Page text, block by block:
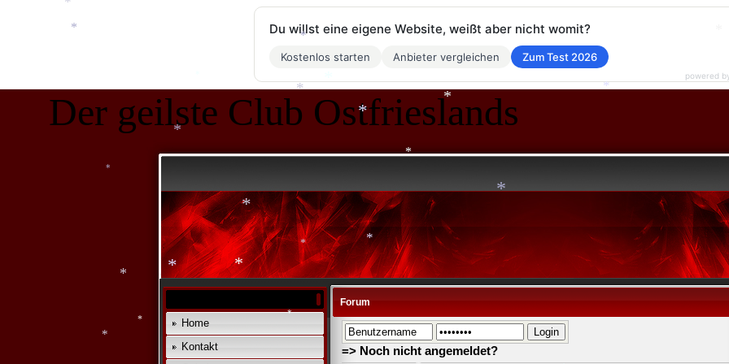
Der geilste Club Ostfrieslands
Home
Kontakt
Forum
=> Noch nicht angemeldet?
Du willst eine eigene Website, weißt aber nicht womit?
Kostenlos starten Anbieter vergleichen Zum Test 2026
powered
*
*
*
*
*
*
*
*
*
*